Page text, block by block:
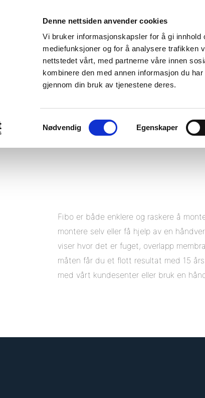
Denne nettsiden anvender cookies
Vi bruker informasjonskapsler for å gi
mediefunksjoner og for å analysere trafikken
nettstedet vårt, med partnerne våre innen
kombinere den med annen informasjon du
gjennom din bruk av tjenestene deres.
Samtykkevalg
Nødvendig Egenskaper
Fibo er både enklere og raskere å
montere selv eller få hjelp av en
viser hvor det er fuget, overlapp
måten får du et flott resultat med 15
med vårt kundesenter eller bruk en